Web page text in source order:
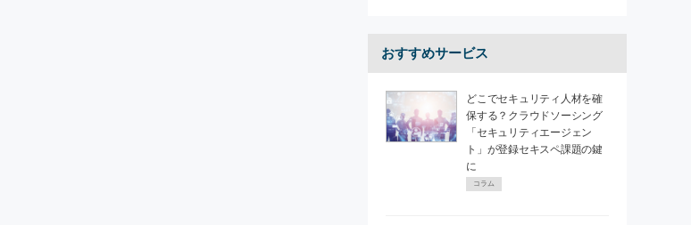
おすすめサービス
どこでセキュリティ人材を確
保する？クラウドソーシング
「セキュリティエージェン
ト」が登録セキスペ課題の鍵
に
コラム